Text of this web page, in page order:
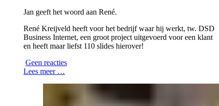
Jan geeft het woord aan René.
René Kreijveld heeft voor het bedrijf waar hij werkt, tw. DSD
Business Internet, een groot project uitgevoerd voor een klant
en heeft maar liefst 110 slides hierover!
Geen reacties
Lees meer …